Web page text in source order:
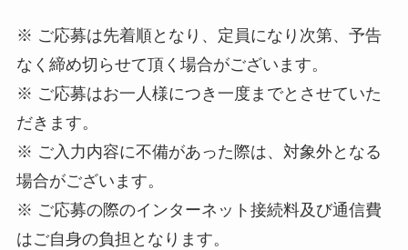
※ ご応募は先着順となり、定員になり次第、予告
なく締め切らせて頂く場合がございます。
※ ご応募はお一人様につき一度までとさせていた
だきます。
※ ご入力内容に不備があった際は、対象外となる
場合がございます。
※ ご応募の際のインターネット接続料及び通信費
はご自身の負担となります。